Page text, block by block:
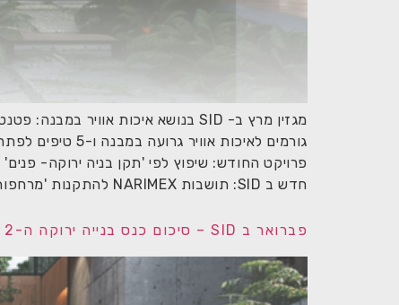
מגזין מרץ ב- SID בנושא איכות אוויר במבנה: פטנט ישראלי חדשני לשיפור איכות אוויר שניתן להתקנה בכל מזגן קיים;
גורמים לאיכות אוויר גרועה במבנה ו-5 טיפים לפתרונות שבהישג ידכם;
פרויקט החודש: שיפוץ לפי 'תקן בניה ירוקה-
חדש ב SID: תושבות NARIMEX להתקנות 'מרחפות' של מערכות כבדות על גגות
פברואר ב SID – סיכום כנס בנייה ירוקה ה-2